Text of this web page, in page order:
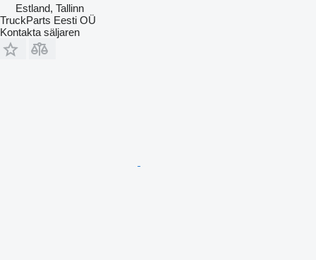
Estland, Tallinn
TruckParts Eesti OÜ
Kontakta säljaren